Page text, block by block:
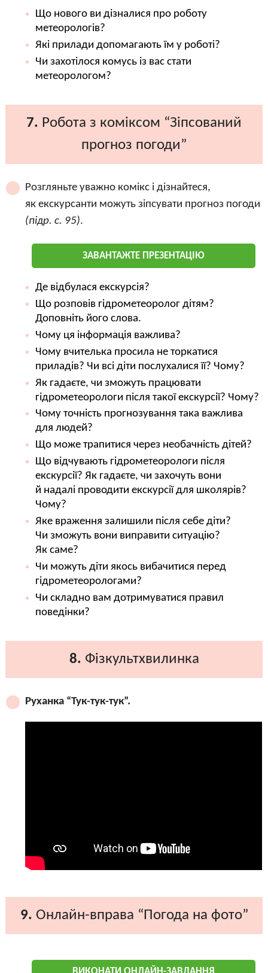
Що нового ви дізналися про роботу
метеорологів?
Які прилади допомагають їм у роботі?
Чи захотілося комусь із вас стати
метеорологом?
7. Робота з коміксом “Зіпсований
прогноз погоди”
Розгляньте уважно комікс і дізнайтеся,
як екскурсанти можуть зіпсувати прогноз погоди
(підр. с. 95).
ЗАВАНТАЖТЕ ПРЕЗЕНТАЦІЮ
Де відбулася екскурсія?
Що розповів гідрометеоролог дітям?
Доповніть його слова.
Чому ця інформація важлива?
Чому вчителька просила не торкатися
приладів? Чи всі діти послухалися її? Чому?
Як гадаєте, чи зможуть працювати
гідрометеорологи після такої екскурсії? Чому?
Чому точність прогнозування така важлива
для людей?
Що може трапитися через необачність дітей?
Що відчувають гідрометеорологи після
екскурсії? Як гадаєте, чи захочуть вони
й надалі проводити екскурсії для школярів?
Чому?
Яке враження залишили після себе діти?
Чи зможуть вони виправити ситуацію?
Як саме?
Чи можуть діти якось вибачитися перед
гідрометеорологами?
Чи складно вам дотримуватися правил
поведінки?
8. Фізкультхвилинка
Руханка “Тук-тук-тук”.
9. Онлайн-вправа “Погода на фото”